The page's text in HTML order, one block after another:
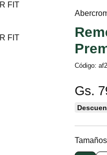
Código:
Gs.
Tamaños